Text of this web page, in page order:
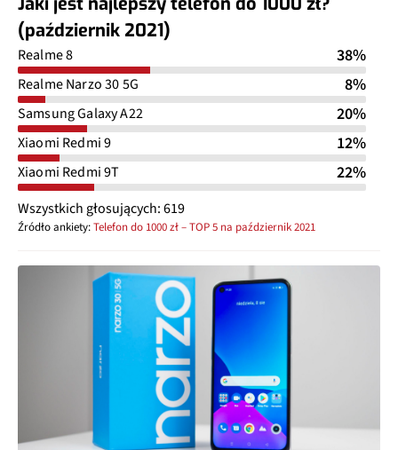
(październik 2021)
Realme 8 38%
Realme Narzo 30 5G 8%
Samsung Galaxy A22 20%
Xiaomi Redmi 9 12%
Xiaomi Redmi 9T 22%
Wszystkich głosujących: 619
Źródło ankiety:Telefon do 1000 zł – TOP 5 na październik 2021